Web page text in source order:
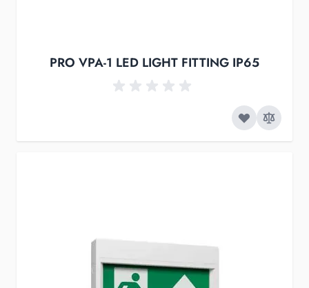
PRO VPA-1 LED LIGHT FITTING IP65